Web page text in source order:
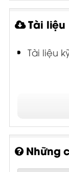
Tài liệu
Tài liệu
Những